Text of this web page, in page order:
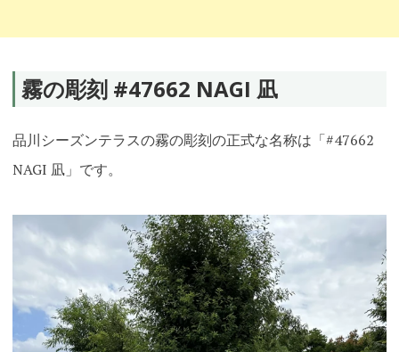
霧の彫刻 #47662 NAGI 凪
品川シーズンテラスの霧の彫刻の正式な名称は「#47662
NAGI 凪」です。